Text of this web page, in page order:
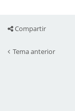
Compartir
Tema anterior